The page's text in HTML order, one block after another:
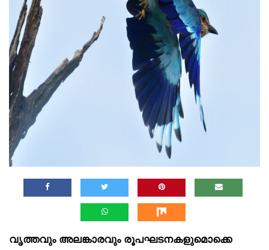
വൃത്തവും അലങ്കാരവും രൂപഘടനകളുമൊക്കെ